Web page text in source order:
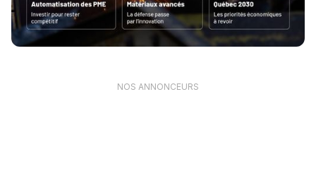
NOS ANNONCEURS